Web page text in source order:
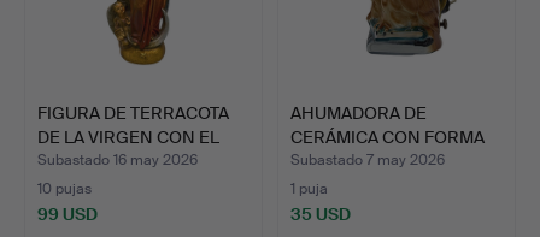
FIGURA DE TERRACOTA
DE LA VIRGEN CON EL
NI…
Subastado 16 may 2026
10 pujas
99 USD
AHUMADORA DE
CERÁMICA CON FORMA
DE BÚHO.
Subastado 7 may 2026
1 puja
35 USD